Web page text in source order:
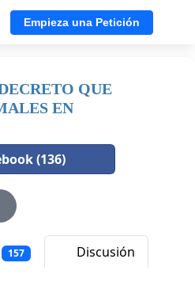
Empieza una Petición
QUE
EN
(136)
157
Discusión